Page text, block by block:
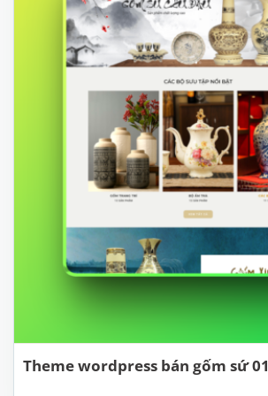
Theme wordpress bán gốm sứ 01